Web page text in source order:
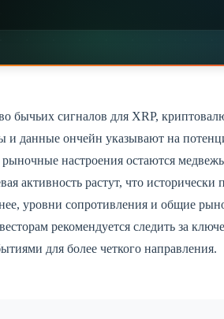
бычьих сигналов для XRP,
и данные ончейн указывают на
рыночные настроения остаются
активность растут, что исторически
уровни сопротивления и общие
рекомендуется следить за
для более четкого направления.